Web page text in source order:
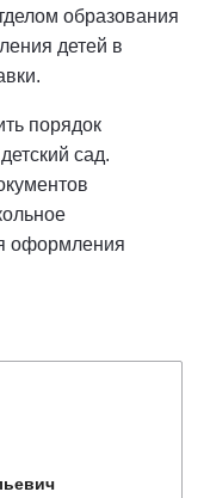
образования
детей в
порядок
сад.
оформления